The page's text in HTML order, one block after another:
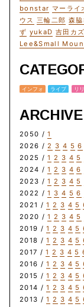
bonstar マーライ
ウス 三輪二郎 森
ず yukaD 吉田カ
Lee&Small
インフォ ライブ リ
ARCHIVE
2050 /1
2026 /2 3 4 5 6
2025 /1 2 3 4 5
2024 /1 2 3 4 6
2023 /1 2 3 4 5
2022 /1 3 4 5 6
2021 /1 2 3 4 5
2020 /1 2 3 4 5
2019 /1 2 3 4 5
2018 /1 2 3 4 5
2017 /1 2 3 4 5
2016 /1 2 3 4 5
2015 /1 2 3 4 5
2014 /1 2 3 4 5
2013 /1 2 3 4 5